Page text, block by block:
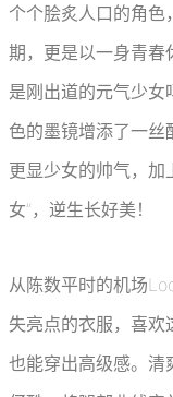
个个脍炙人口的角
期，更是以一身青春
是刚出道的元气少女
色的墨镜增添了一丝
更显少女的帅气，加
女”，逆生长好美！
从陈数平时的机场
失亮点的衣服，喜欢
也能穿出高级感。清